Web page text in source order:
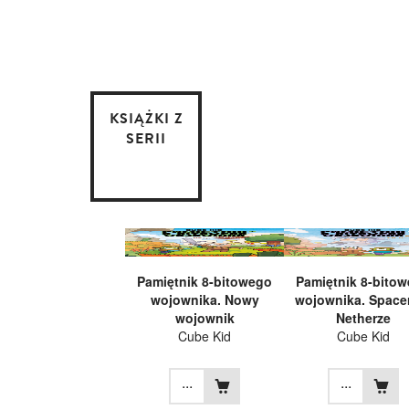
KSIĄŻKI Z
SERII
Pamiętnik 8-bitowego
wojownika. Nowy
wojownik
Cube Kid
...
Pamiętnik 8-
wojownika.
Netherze
Cube Kid
...